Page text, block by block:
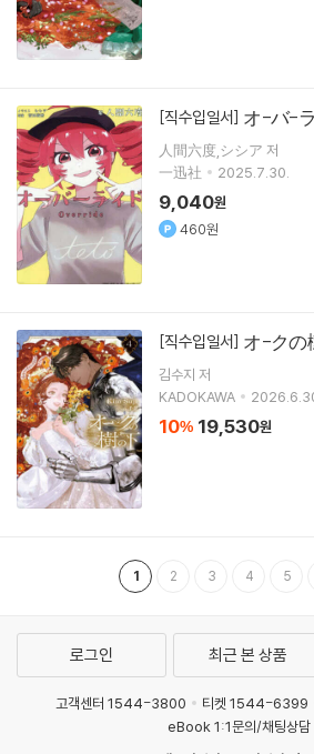
[직수입일서] オ-バ-
人間六度,シシア 저
一迅社
2025.7.30.
9,040원
460원
[직수입일서] オ-クの
김수지 저
KADOKAWA
10% 19,530원
1 2 3 4 5
로그인 최근 본 상품
고객센터 1544-3800 티켓 1544-6399
eBook 1:1문의/채팅상담